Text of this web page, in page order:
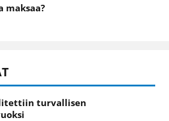
maksaa?
turvallisen